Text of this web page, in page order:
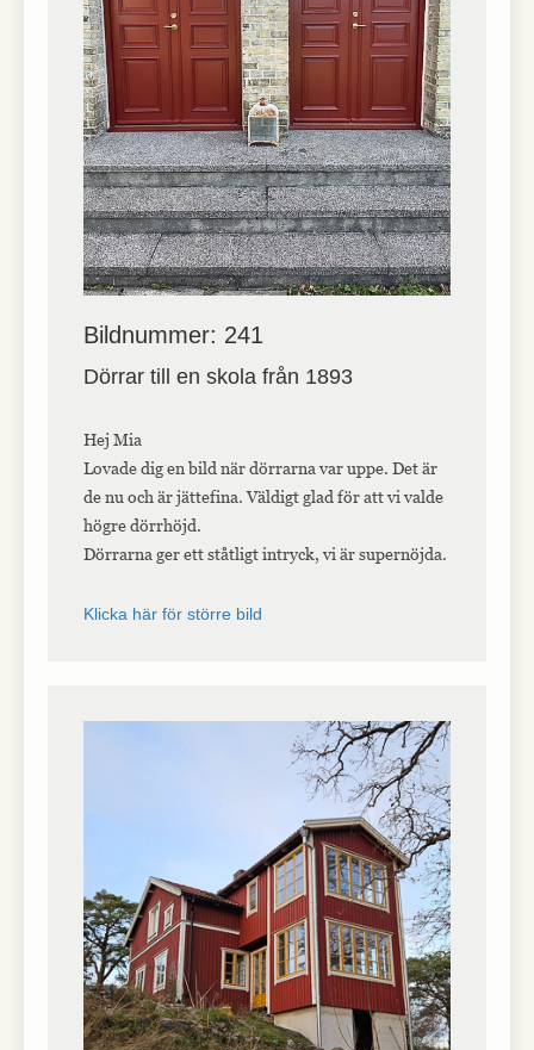
Bildnummer: 241
Dörrar till en skola från 1893
Hej Mia
Lovade dig en bild när dörrarna var uppe. Det är
de nu och är jättefina. Väldigt glad för att vi valde
högre dörrhöjd.
Dörrarna ger ett ståtligt intryck, vi är supernöjda.
Klicka här för större bild